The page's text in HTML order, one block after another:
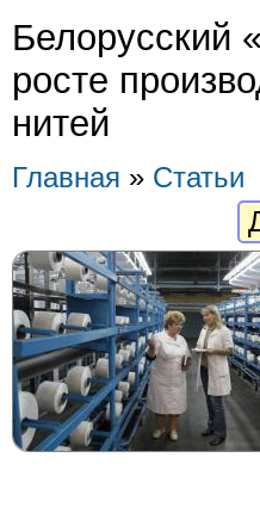
Белорусский
росте
нитей
Главная » Статьи